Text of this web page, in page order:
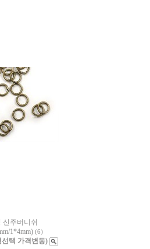
신주버니쉬
1*4mm) (6)
선택 가격변동)